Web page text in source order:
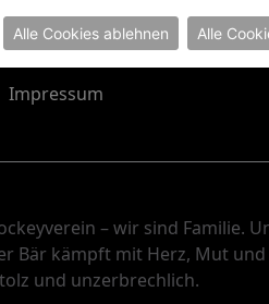
Impressum
– wir sind Familie.
Bär kämpft mit Herz, Mut
und unzerbrechlich.
Alle Cookies ablehnen Alle